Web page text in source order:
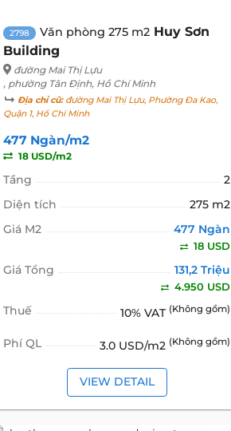
2798 Văn phòng 275 m2 Huy Sơn
Building
đường Mai Thị Lựu
, phường Tân Định, Hồ Chí Minh
Địa chỉ cũ:đường Mai Thị Lựu, Phường Đa Kao,
Quận 1, Hồ Chí Minh
477 Ngàn/m2
18 USD/m2
Tầng
2
Diện tích
275 m2
Giá M2
477 Ngàn
18 USD
Giá Tổng 131,2 Triệu
4.950 USD
Thuế 10% VAT (Không gồm)
Phí QL 3.0 USD/m2 (Không gồm)
VIEW DETAIL